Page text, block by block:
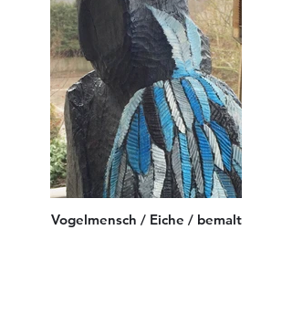
Vogelmensch / Eiche / bemalt